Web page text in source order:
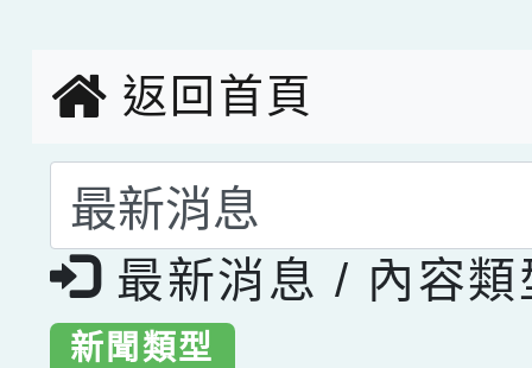
返回首頁
選擇後頁面內容會更
最新消息 / 內容類
新聞類型